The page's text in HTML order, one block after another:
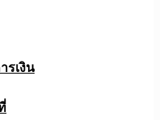
รเงิน